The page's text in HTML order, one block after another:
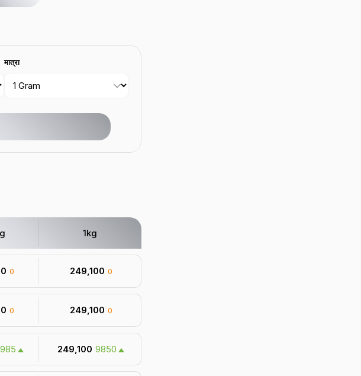
मात्रा
1kg
0 ₹ 249,100 0
0 ₹ 249,100 0
985 ₹ 249,100 9850